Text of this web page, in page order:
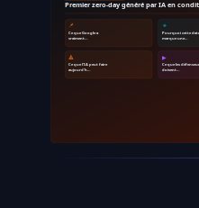
Premier zero-day généré par IA en
📌
Ce que Google a
vraiment…
🔹
Pourquoi cette date
marque une…
🔺
Ce que l'IA peut faire
aujourd'h…
▶
Ce que les
doivent…